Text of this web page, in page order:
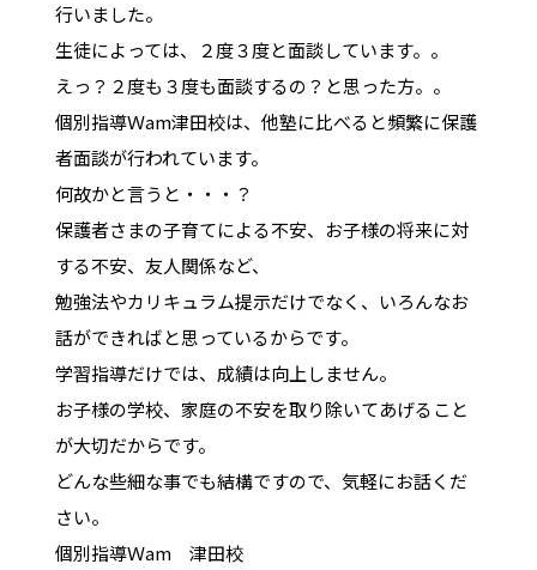
行いました。
生徒によっては、２度３度と面談しています。。
えっ？２度も３度も面談するの？と思った方。。
個別指導Ｗam津田校は、他塾に比べると頻繁に保護
者面談が行われています。
何故かと言うと・・・？
保護者さまの子育てによる不安、お子様の将来に対
する不安、友人関係など、
勉強法やカリキュラム提示だけでなく、いろんなお
話ができればと思っているからです。
学習指導だけでは、成績は向上しません。
お子様の学校、家庭の不安を取り除いてあげること
が大切だからです。
どんな些細な事でも結構ですので、気軽にお話くだ
さい。
個別指導Ｗam 津田校